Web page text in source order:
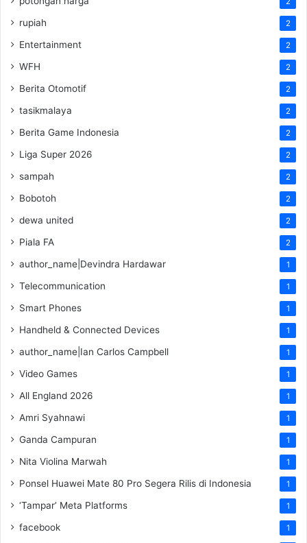
rupiah 2
Entertainment 2
WFH 2
Berita Otomotif 2
tasikmalaya 2
Berita Game Indonesia 2
Liga Super 2026 2
sampah 2
Bobotoh 2
dewa united 2
Piala FA 2
author_name|Devindra Hardawar 1
Telecommunication 1
Smart Phones 1
Handheld & Connected Devices 1
author_name|Ian Carlos Campbell 1
Video Games 1
All England 2026 1
Amri Syahnawi 1
Ganda Campuran 1
Nita Violina Marwah 1
Ponsel Huawei Mate 80 Pro Segera Rilis di Indonesia 1
‘Tampar’ Meta Platforms 1
facebook 1